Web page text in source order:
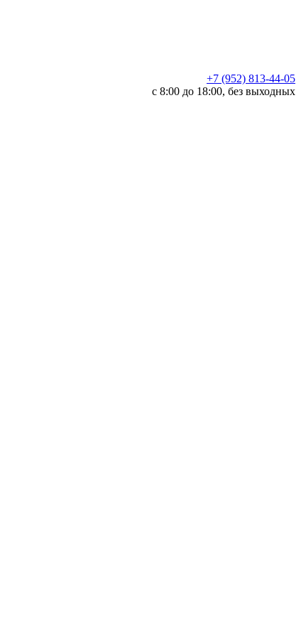
+7 (952) 813-44-05
c 8:00 до 18:00, без выходных